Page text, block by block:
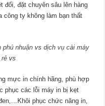
đối, đặt chuyên sâu lên hàng
công ty không làm bạn thất
phú nhuận vsdịch vụ cài máy
vs
mực in chính hãng, phù hợp
phục các lỗi máy in bị kẹt
phục chức năng in,